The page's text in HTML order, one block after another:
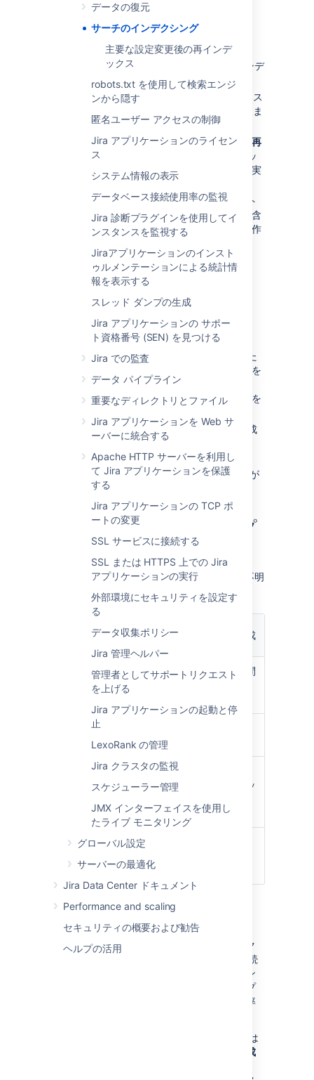
データの復元
サーチのインデクシング
主要な設定変更後の再インデ
ックス
robots.txt を使用して検索エンジ
ンから隠す
匿名ユーザー アクセスの制御
Jira アプリケーションのライセン
ス
システム情報の表示
データベース接続使用率の監視
Jira 診断プラグインを使用してイ
ンスタンスを監視する
Jiraアプリケーションのインスト
ゥルメンテーションによる統計情
報を表示する
スレッド ダンプの生成
Jira アプリケーションの サポー
ト資格番号 (SEN) を見つける
Jira での監査
データ パイプライン
重要なディレクトリとファイル
Jira アプリケーションを Web サ
ーバーに統合する
Apache HTTP サーバーを利用し
て Jira アプリケーションを保護
する
Jira アプリケーションの TCP ポ
ートの変更
SSL サービスに接続する
SSL または HTTPS 上での Jira
アプリケーションの実行
外部環境にセキュリティを設定す
る
データ収集ポリシー
Jira 管理ヘルパー
管理者としてサポートリクエスト
を上げる
Jira アプリケーションの起動と停
止
LexoRank の管理
Jira クラスタの監視
スケジューラー管理
JMX インターフェイスを使用し
たライブ モニタリング
グローバル設定
サーバーの最適化
Jira Data Center ドキュメント
Performance and scaling
セキュリティの概要および勧告
ヘルプの活用
] ( ) > [システム] に移動します。
詳細 > インデックス作成
を選択してインデ
ックス作成ページを開きます。
このページでは、次の２つのインデックス
再作成オプションのいずれかを選択できま
す。
バックグラウンドでインデックス再
: すべての課題のインデッ
クス再作成をバックグラウンドで実
行します。
全インデックスを再作成:コメント
および変更履歴のインデックスを含
むインデックス全体を削除して再作
オプション:
また
。どちらを
選択すべきかが不明な場合、「
インデックス再作成オプション
」を
現在のノード:インデックス再作成
が実施されるノード。Jira Data
Center でのみ利用可能です。
インデックス パス:インデックスが
保存されるディレクトリ。
インデックス再作成のオプ
ション
選択すべきインデックス再作成オプションが不明
な場合、次の情報をご確認ください。
ドでインデック
ス再作成する
全インデックスの再作成
シングルスレッ
ド。完了に時間
マルチスレッド。短時間
いつもで取り消
し可能。
最新のインデッ
クスを保持し、
インデックスを再作成、
最適化し、古いインデッ
ディスク フラグ
が発生します。
す。
バックグラウンドでインデックス再作成する
このオプションを使用すると、インデック
スの再作成時に Jira インスタンスを引き続
き使用可能にすることができますが、イン
スタンスの速度は遅くなります。このオプ
ションを実行する必要がある場合、使用率
さらに、ディスク フラグメンテーションは
バックグラウンドでのインデックス再作成